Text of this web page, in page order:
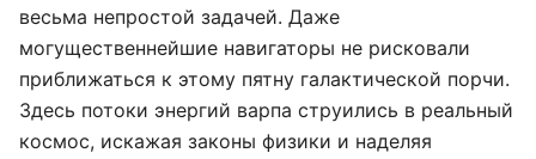
весьма непростой задачей. Даже
могущественнейшие навигаторы не рисковали
приближаться к этому пятну галактической порчи.
Здесь потоки энергий варпа струились в реальный
космос, искажая законы физики и наделяя